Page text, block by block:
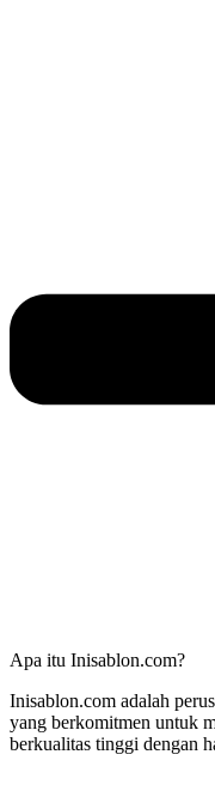
Apa itu Inisablon.com?
Inisablon.com adalah
yang berkomitmen untuk
berkualitas tinggi dengan